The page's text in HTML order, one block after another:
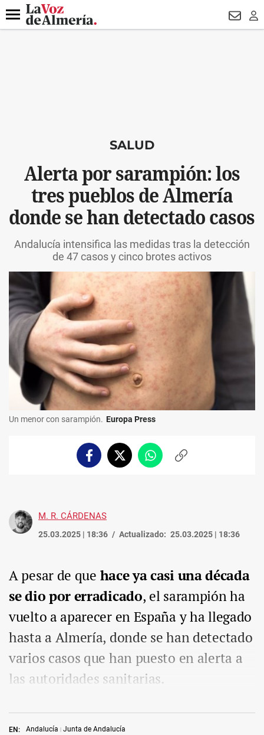
DESTACADO
Menú
SALUD
Alerta por sarampión: los
tres pueblos de Almería
donde se han detectado casos
Andalucía intensifica las medidas tras la detección
de 47 casos y cinco brotes activos
Un menor con sarampión. Europa Press
FacebookTwitterWhatsappCopiar
M. R. CÁRDENAS
25.03.2025 | 18:36 Actualizado: 25.03.2025 | 18:36
EN: Andalucía Junta de Andalucía
A pesar de que hace ya casi una década
se dio por erradicado, el sarampión ha
vuelto a aparecer en España y ha llegado
hasta a Almería, donde se han detectado
varios casos que han puesto en alerta a
las autoridades sanitarias.